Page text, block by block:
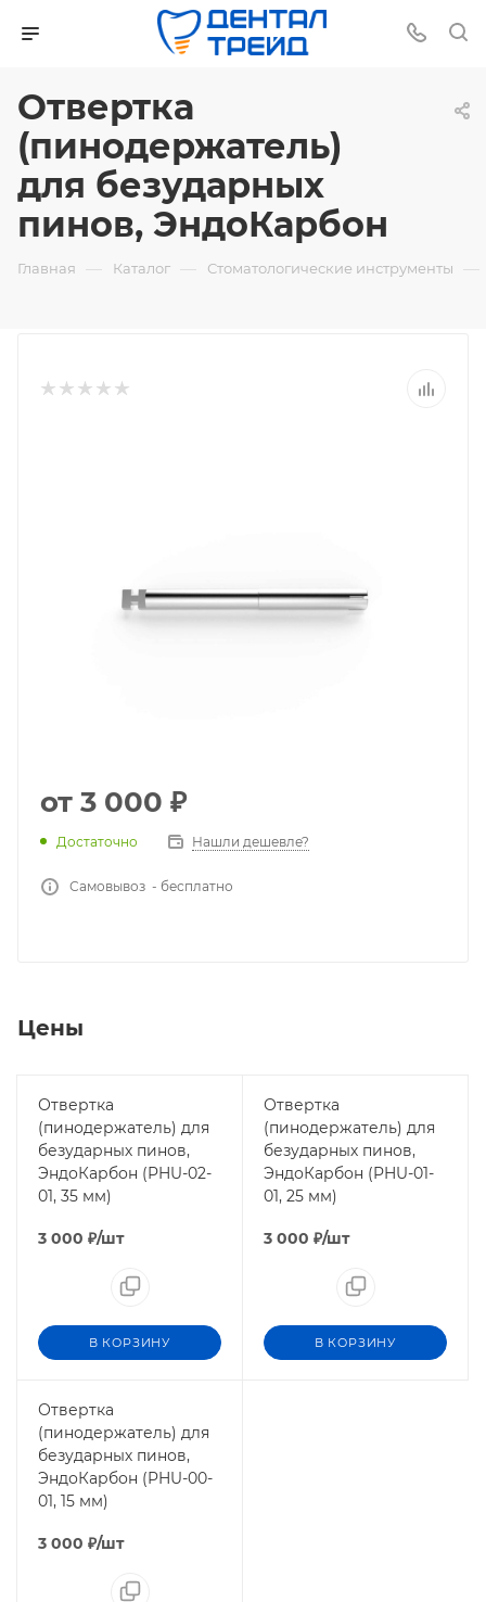
Отвертка
(пинодержатель)
для безударных
пинов, ЭндоКарбон
Главная — Каталог — Стоматологические инструменты —
от 3 000 ₽
Достаточно Нашли дешевле?
Самовывоз - бесплатно
Цены
Отвертка
(пинодержатель) для
безударных пинов,
ЭндоКарбон (PHU-02-
01, 35 мм)
3 000 ₽/шт
В КОРЗИНУ
Отвертка
(пинодержатель) для
безударных пинов,
ЭндоКарбон (PHU-01-
01, 25 мм)
3 000 ₽/шт
В КОРЗИНУ
Отвертка
(пинодержатель) для
безударных пинов,
ЭндоКарбон (PHU-00-
01, 15 мм)
3 000 ₽/шт